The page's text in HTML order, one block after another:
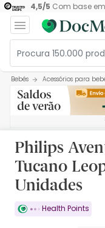
4,5/5 Com base em
Bebés Acessórios para
Philips
Tucano
Unidades
Health Points